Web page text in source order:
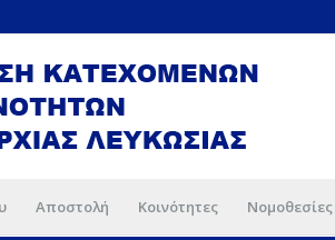
Αποστολή Κοινότητες